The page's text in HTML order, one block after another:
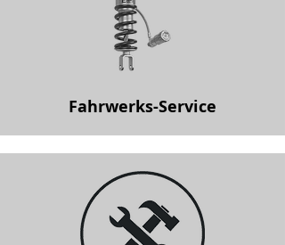
Fahrwerks-Service